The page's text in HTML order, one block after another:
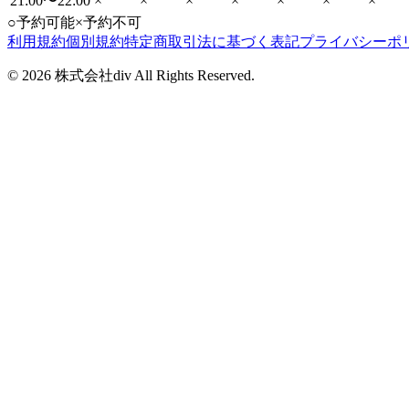
○予約可能×予約不可
利用規約個別規約特定商取引法に基づく表記プライバシーポ
© 2026 株式会社div All Rights Reserved.